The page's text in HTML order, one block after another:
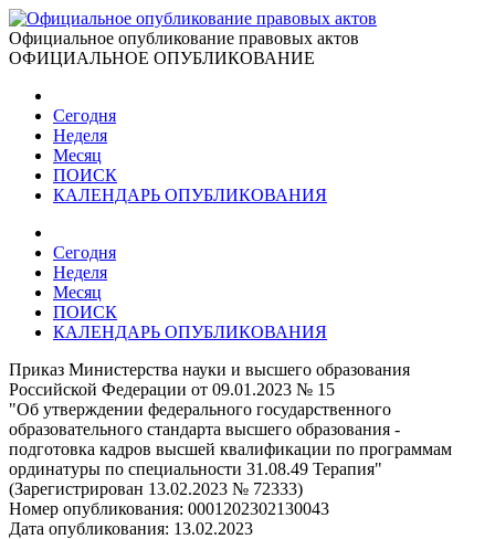
Официальное опубликование правовых актов
ОФИЦИАЛЬНОЕ ОПУБЛИКОВАНИЕ
Сегодня
Неделя
Месяц
ПОИСК
КАЛЕНДАРЬ ОПУБЛИКОВАНИЯ
Сегодня
Неделя
Месяц
ПОИСК
КАЛЕНДАРЬ ОПУБЛИКОВАНИЯ
Приказ Министерства науки и высшего образования
Российской Федерации от 09.01.2023 № 15
"Об утверждении федерального государственного
образовательного стандарта высшего образования -
подготовка кадров высшей квалификации по программам
ординатуры по специальности 31.08.49 Терапия"
(Зарегистрирован 13.02.2023 № 72333)
Номер опубликования: 0001202302130043
Дата опубликования: 13.02.2023